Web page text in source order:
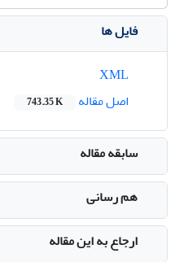
فایل ها
اصل مقاله
743.35 K
سابقه مقاله
هم رسانی
ارجاع به این مقاله